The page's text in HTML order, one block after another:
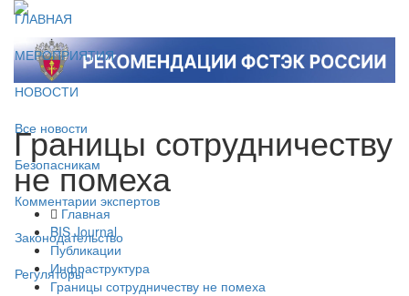
ГЛАВНАЯ
МЕРОПРИЯТИЯ
НОВОСТИ
Все новости
Безопасникам
Комментарии экспертов
Законодательство
Регуляторы
Границы сотрудничеству
не помеха
Главная
BIS Journal
Публикации
Инфраструктура
Границы сотрудничеству не помеха